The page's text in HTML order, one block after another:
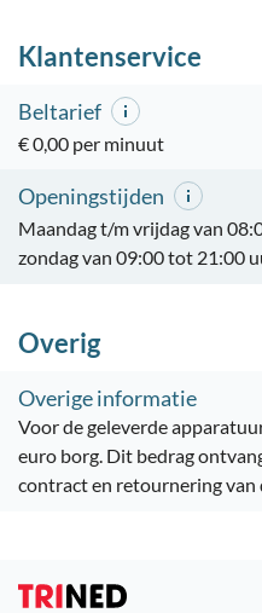
Klantenservice
Beltarief
€ 0,00 per minuut
Openingstijden
Maandag t/m vrijdag van
zondag van 09:00 tot 21:00
Overig
Overige informatie
Voor de geleverde
euro borg. Dit bedrag
contract en retournering van